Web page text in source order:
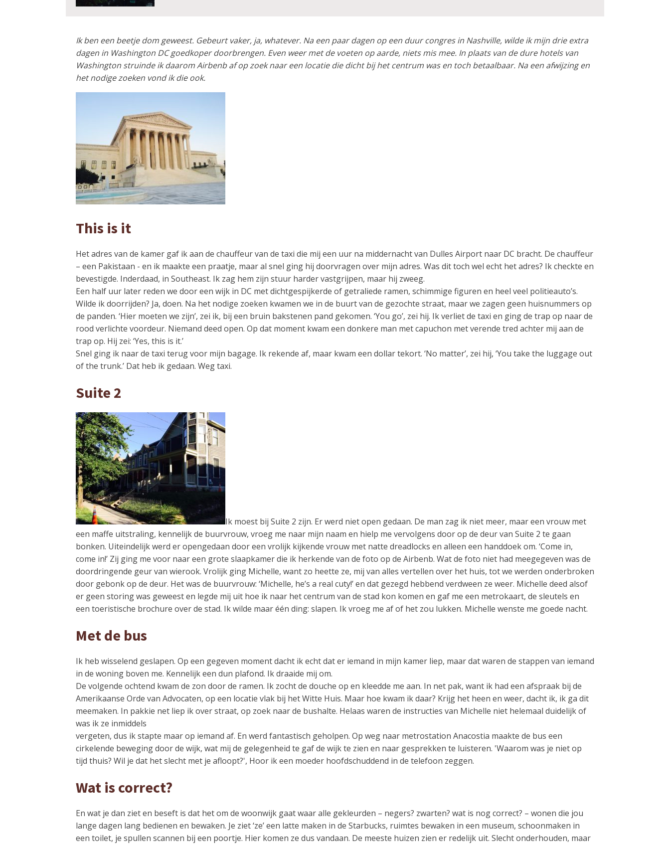
Ik ben een beetje dom geweest. Gebeurt vaker, ja, whatever. Na een paar dagen op een duur congres in Nashville, wilde ik mijn drie extra
dagen in Washington DC goedkoper doorbrengen. Even weer met de voeten op aarde, niets mis mee. In plaats van de dure hotels van
Washington struinde ik daarom Airbenb af op zoek naar een locatie die dicht bij het centrum was en toch betaalbaar. Na een afwijzing en
het nodige zoeken vond ik die ook.
This is it
Het adres van de kamer gaf ik aan de chauffeur van de taxi die mij een uur na middernacht van Dulles Airport naar DC bracht. De chauffeur
– een Pakistaan - en ik maakte een praatje, maar al snel ging hij doorvragen over mijn adres. Was dit toch wel echt het adres? Ik checkte en
bevestigde. Inderdaad, in Southeast. Ik zag hem zijn stuur harder vastgrijpen, maar hij zweeg.
Een half uur later reden we door een wijk in DC met dichtgespijkerde of getraliede ramen, schimmige figuren en heel veel politieauto’s.
Wilde ik doorrijden? Ja, doen. Na het nodige zoeken kwamen we in de buurt van de gezochte straat, maar we zagen geen huisnummers op
de panden. ‘Hier moeten we zijn’, zei ik, bij een bruin bakstenen pand gekomen. ‘You go’, zei hij. Ik verliet de taxi en ging de trap op naar de
rood verlichte voordeur. Niemand deed open. Op dat moment kwam een donkere man met capuchon met verende tred achter mij aan de
trap op. Hij zei: ‘Yes, this is it.’
Snel ging ik naar de taxi terug voor mijn bagage. Ik rekende af, maar kwam een dollar tekort. ‘No matter’, zei hij, ‘You take the luggage out
of the trunk.’ Dat heb ik gedaan. Weg taxi.
Suite 2
Ik moest bij Suite 2 zijn. Er werd niet open gedaan. De man zag ik niet meer, maar een vrouw met
een maffe uitstraling, kennelijk de buurvrouw, vroeg me naar mijn naam en hielp me vervolgens door op de deur van Suite 2 te gaan
bonken. Uiteindelijk werd er opengedaan door een vrolijk kijkende vrouw met natte dreadlocks en alleen een handdoek om. ‘Come in,
come in!’ Zij ging me voor naar een grote slaapkamer die ik herkende van de foto op de Airbenb. Wat de foto niet had meegegeven was de
doordringende geur van wierook. Vrolijk ging Michelle, want zo heette ze, mij van alles vertellen over het huis, tot we werden onderbroken
door gebonk op de deur. Het was de buurvrouw: ‘Michelle, he’s a real cuty!’ en dat gezegd hebbend verdween ze weer. Michelle deed alsof
er geen storing was geweest en legde mij uit hoe ik naar het centrum van de stad kon komen en gaf me een metrokaart, de sleutels en
een toeristische brochure over de stad. Ik wilde maar één ding: slapen. Ik vroeg me af of het zou lukken. Michelle wenste me goede nacht.
Met de bus
Ik heb wisselend geslapen. Op een gegeven moment dacht ik echt dat er iemand in mijn kamer liep, maar dat waren de stappen van iemand
in de woning boven me. Kennelijk een dun plafond. Ik draaide mij om.
De volgende ochtend kwam de zon door de ramen. Ik zocht de douche op en kleedde me aan. In net pak, want ik had een afspraak bij de
Amerikaanse Orde van Advocaten, op een locatie vlak bij het Witte Huis. Maar hoe kwam ik daar? Krijg het heen en weer, dacht ik, ik ga dit
meemaken. In pakkie net liep ik over straat, op zoek naar de bushalte. Helaas waren de instructies van Michelle niet helemaal duidelijk of
was ik ze inmiddels
vergeten, dus ik stapte maar op iemand af. En werd fantastisch geholpen. Op weg naar metrostation Anacostia maakte de bus een
cirkelende beweging door de wijk, wat mij de gelegenheid te gaf de wijk te zien en naar gesprekken te luisteren. 'Waarom was je niet op
tijd thuis? Wil je dat het slecht met je afloopt?', Hoor ik een moeder hoofdschuddend in de telefoon zeggen.
Wat is correct?
En wat je dan ziet en beseft is dat het om de woonwijk gaat waar alle gekleurden – negers? zwarten? wat is nog correct? – wonen die jou
lange dagen lang bedienen en bewaken. Je ziet ‘ze’ een latte maken in de Starbucks, ruimtes bewaken in een museum, schoonmaken in
een toilet, je spullen scannen bij een poortje. Hier komen ze dus vandaan. De meeste huizen zien er redelijk uit. Slecht onderhouden, maar